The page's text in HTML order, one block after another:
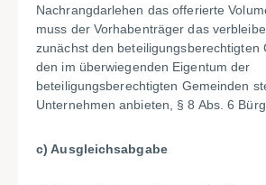
Nachrangdarlehen das offerierte
muss der Vorhabenträger das
zunächst den beteiligungsberechtigten
den im überwiegenden Eigentum der
beteiligungsberechtigten Gemeinden
Unternehmen anbieten, § 8 Abs. 6
c) Ausgleichsabgabe